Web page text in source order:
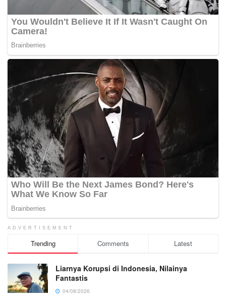
ADVERTISEMENT
Trending Comments Latest
Liarnya Korupsi di Indonesia, Nilainya
Fantastis
04/08/2026